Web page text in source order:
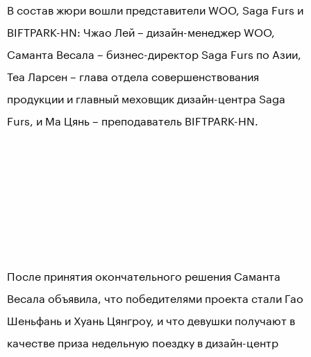
В состав жюри вошли представители WOO, Saga Furs и
BIFTPARK-HN: Чжао Лей – дизайн-менеджер WOO,
Саманта Весала – бизнес-директор Saga Furs по Азии,
Теа Ларсен – глава отдела совершенствования
продукции и главный меховщик дизайн-центра Saga
Furs, и Ма Цянь – преподаватель BIFTPARK-HN.
После принятия окончательного решения Саманта
Весала объявила, что победителями проекта стали Гао
Шеньфань и Хуань Цянгроу, и что девушки получают в
качестве приза недельную поездку в дизайн-центр